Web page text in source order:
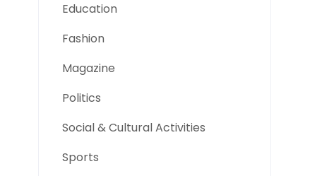
Education
Fashion
Magazine
Politics
Social & Cultural Activities
Sports